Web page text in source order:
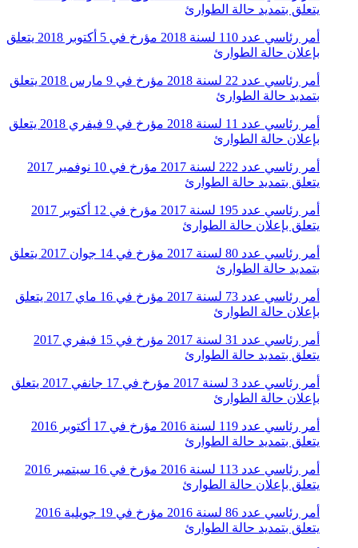
يتعلق بتمديد حالة الطوارئ
أمر رئاسي عدد 110 لسنة 2018 مؤرخ في 5 أكتوبر 2018 يتعلق
بإعلان حالة الطوارئ
أمر رئاسي عدد 22 لسنة 2018 مؤرخ في 9 مارس 2018 يتعلق
بتمديد حالة الطوارئ
أمر رئاسي عدد 11 لسنة 2018 مؤرخ في 9 فيفري 2018 يتعلق
بإعلان حالة الطوارئ
أمر رئاسي عدد 222 لسنة 2017 مؤرخ في 10 نوفمبر 2017
يتعلق بتمديد حالة الطوارئ
أمر رئاسي عدد 195 لسنة 2017 مؤرخ في 12 أكتوبر 2017
يتعلق بإعلان حالة الطوارئ
أمر رئاسي عدد 80 لسنة 2017 مؤرخ في 14 جوان 2017 يتعلق
بتمديد حالة الطوارئ
أمر رئاسي عدد 73 لسنة 2017 مؤرخ في 16 ماي 2017 يتعلق
بإعلان حالة الطوارئ
أمر رئاسي عدد 31 لسنة 2017 مؤرخ في 15 فيفري 2017
يتعلق بتمديد حالة الطوارئ
أمر رئاسي عدد 3 لسنة 2017 مؤرخ في 17 جانفي 2017 يتعلق
بإعلان حالة الطوارئ
أمر رئاسي عدد 119 لسنة 2016 مؤرخ في 17 أكتوبر 2016
يتعلق بتمديد حالة الطوارئ
أمر رئاسي عدد 113 لسنة 2016 مؤرخ في 16 سبتمبر 2016
يتعلق بإعلان حالة الطوارئ
أمر رئاسي عدد 86 لسنة 2016 مؤرخ في 19 جويلية 2016
يتعلق بتمديد حالة الطوارئ